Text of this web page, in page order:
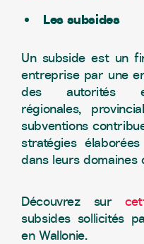
Les subsides
Un subside est un
entreprise par une
des autorités
régionales,
subventions
stratégies
dans leurs
Découvrez sur
subsides sollicités
en Wallonie.